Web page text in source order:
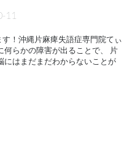
11
！沖縄片麻痺失語症専門院てぃ
らかの障害が出ることで、 片
はまだまだわからないことが